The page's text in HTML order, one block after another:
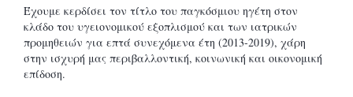
Έχουμε κερδίσει τον τίτλο του παγκόσμιου ηγέτη στον
κλάδο του υγειονομικού εξοπλισμού και των ιατρικών
προμηθειών για επτά συνεχόμενα έτη (2013-2019), χάρη
στην ισχυρή μας περιβαλλοντική, κοινωνική και οικονομική
επίδοση.